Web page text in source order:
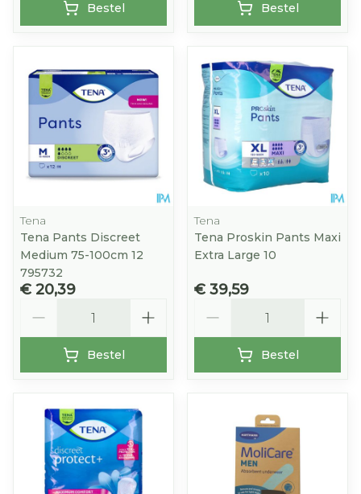
Bestel Bestel
Tena
Tena Pants Discreet
Medium 75-100cm 12
795732
€ 20,39
Bestel
Tena
Tena Proskin Pants Maxi
Extra Large 10
€ 39,59
Bestel